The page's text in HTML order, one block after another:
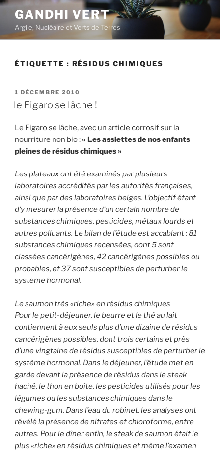
Aller
contenu
principal
GANDHI VERT
Argile, Nucléaire et Verts de Terres
ÉTIQUETTE : RÉSIDUS CHIMIQUES
PUBLIÉ
LE
1 DÉCEMBRE 2010
le Figaro se lâche !
Le Figaro se lâche, avec un article corrosif sur la
nourriture non bio :« Les assiettes de nos enfants
pleines de résidus chimiques »
Les plateaux ont été examinés par plusieurs
laboratoires accrédités par les autorités françaises,
ainsi que par des laboratoires belges. L’objectif étant
d’y mesurer la présence d’un certain nombre de
substances chimiques, pesticides, métaux lourds et
autres polluants. Le bilan de l’étude est accablant : 81
substances chimiques recensées, dont 5 sont
classées cancérigènes, 42 cancérigènes possibles ou
probables, et 37 sont susceptibles de perturber le
système hormonal.
Le saumon très «riche» en résidus chimiques
Pour le petit-déjeuner, le beurre et le thé au lait
contiennent à eux seuls plus d’une dizaine de résidus
cancérigènes possibles, dont trois certains et près
d’une vingtaine de résidus susceptibles de perturber le
système hormonal. Dans le déjeuner, l’étude met en
garde devant la présence de résidus dans le steak
haché, le thon en boîte, les pesticides utilisés pour les
légumes ou les substances chimiques dans le
chewing-gum. Dans l’eau du robinet, les analyses ont
révélé la présence de nitrates et chloroforme, entre
autres. Pour le dîner enfin, le steak de saumon était le
plus «riche» en résidus chimiques et même l’examen